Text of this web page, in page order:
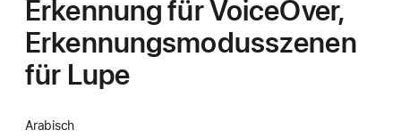
Erkennung für VoiceOver,
Erkennungs­modusszenen
für Lupe
Arabisch